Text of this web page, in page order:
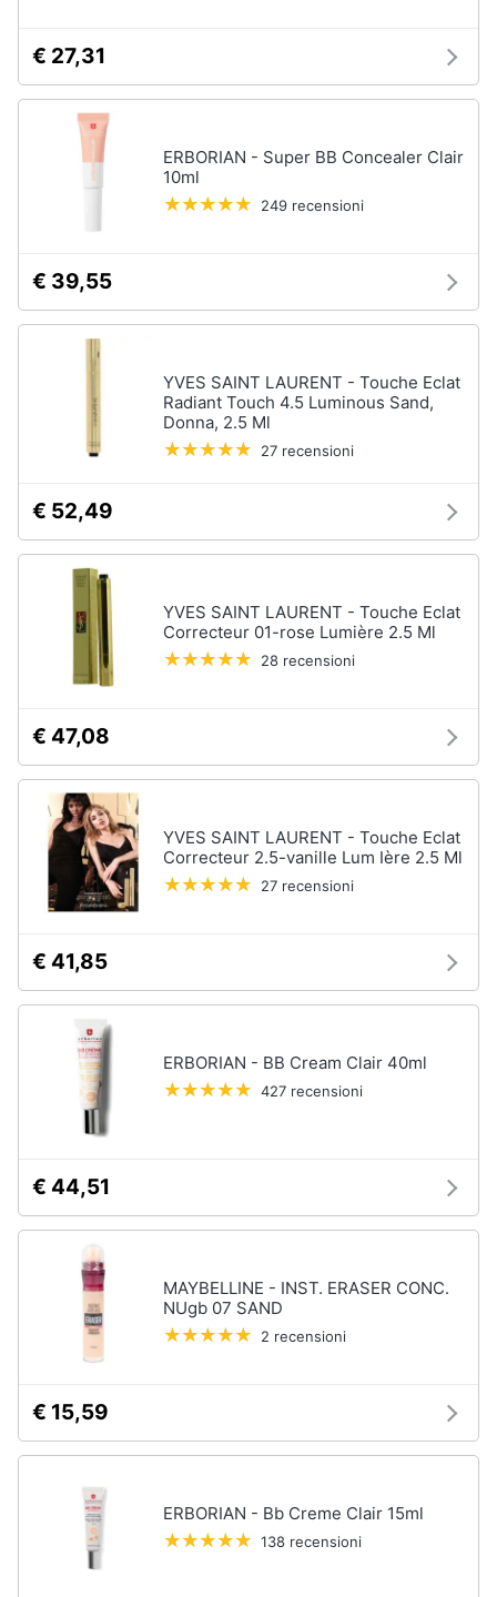
€ 27,31
ERBORIAN - Super BB Concealer Clair
10ml
249 recensioni
€ 39,55
YVES SAINT LAURENT - Touche Eclat
Radiant Touch 4.5 Luminous Sand,
Donna, 2.5 Ml
27 recensioni
€ 52,49
YVES SAINT LAURENT - Touche Eclat
Correcteur 01-rose Lumière 2.5 Ml
28 recensioni
€ 47,08
YVES SAINT LAURENT - Touche Eclat
Correcteur 2.5-vanille Lum Ière 2.5 Ml
27 recensioni
€ 41,85
ERBORIAN - BB Cream Clair 40ml
427 recensioni
€ 44,51
MAYBELLINE - INST. ERASER CONC.
NUgb 07 SAND
2 recensioni
€ 15,59
ERBORIAN - Bb Creme Clair 15ml
138 recensioni